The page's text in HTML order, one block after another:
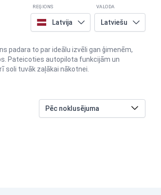
REĢIONS
Latvija
VALODA
Latviešu
padara to par ideālu izvēli gan ģimenēm,
Pateicoties autopilota funkcijām un
soli tuvāk zaļākai nākotnei.